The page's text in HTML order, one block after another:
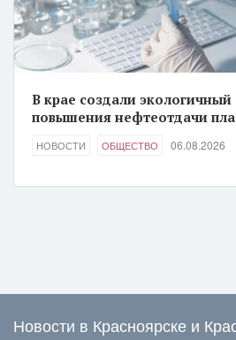
В крае создали экологичный
повышения нефтеотдачи
НОВОСТИ ОБЩЕСТВО 06.08.2026
Новости в Красноярске и